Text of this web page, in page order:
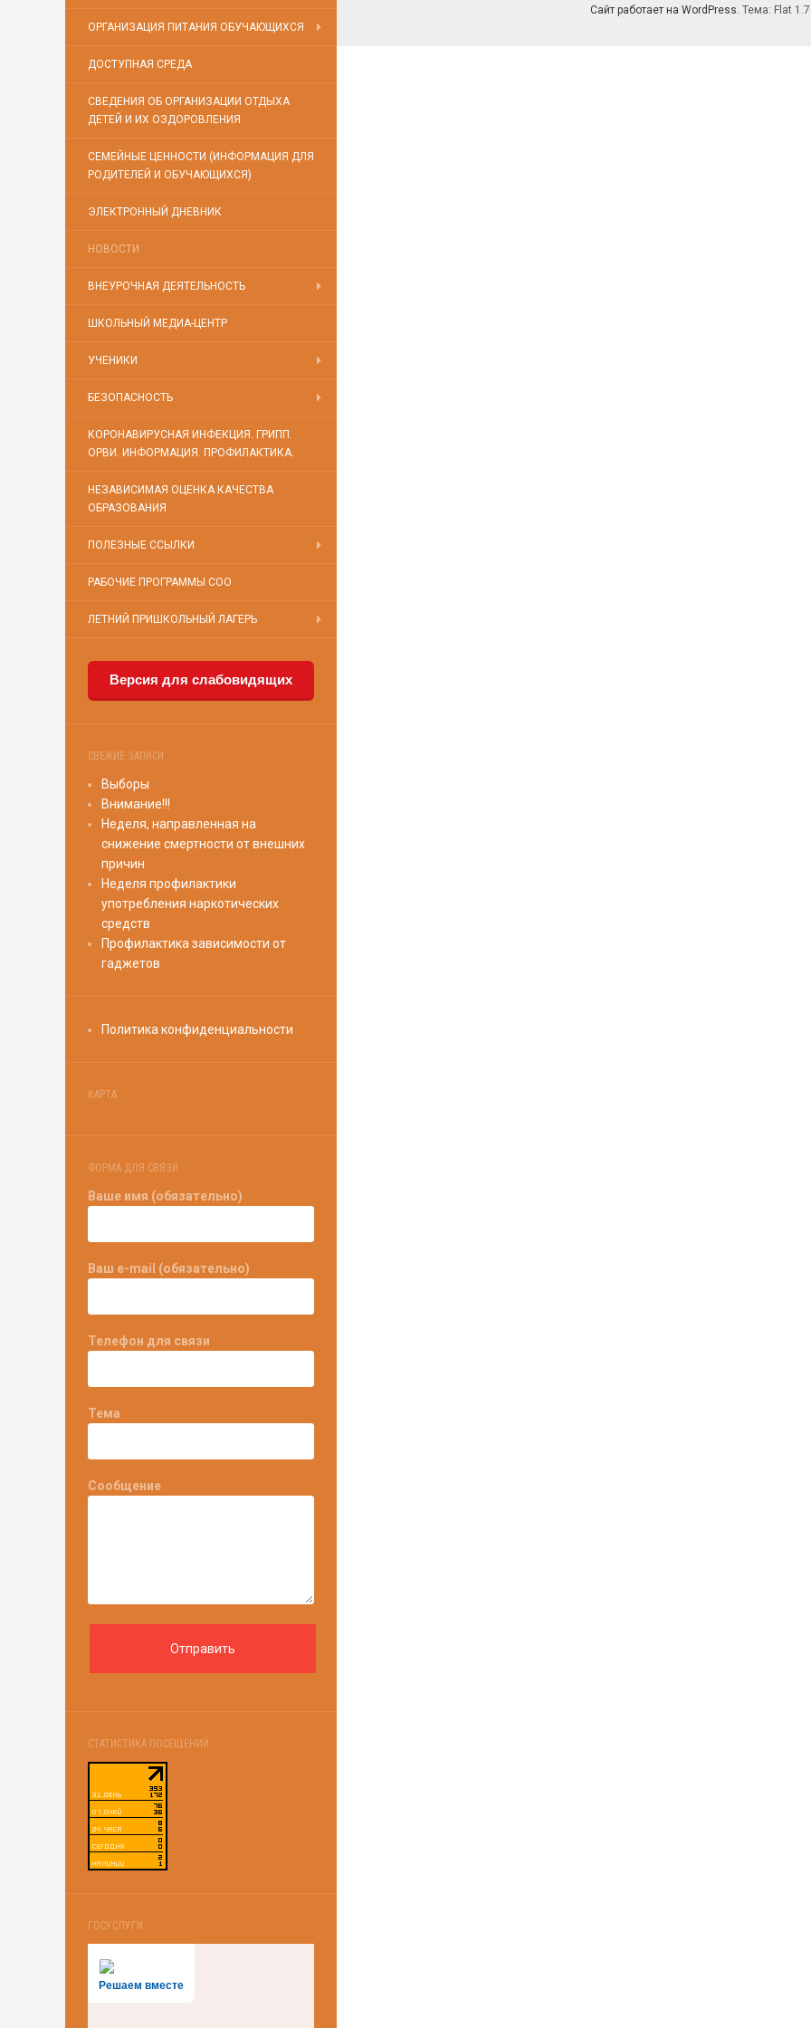
ОРГАНИЗАЦИЯ ПИТАНИЯ ОБУЧАЮЩИХСЯ
ДОСТУПНАЯ СРЕДА
СВЕДЕНИЯ ОБ ОРГАНИЗАЦИИ ОТДЫХА
ДЕТЕЙ И ИХ ОЗДОРОВЛЕНИЯ
СЕМЕЙНЫЕ ЦЕННОСТИ (ИНФОРМАЦИЯ ДЛЯ
РОДИТЕЛЕЙ И ОБУЧАЮЩИХСЯ)
ЭЛЕКТРОННЫЙ ДНЕВНИК
НОВОСТИ
ВНЕУРОЧНАЯ ДЕЯТЕЛЬНОСТЬ
ШКОЛЬНЫЙ МЕДИА-ЦЕНТР
УЧЕНИКИ
БЕЗОПАСНОСТЬ
КОРОНАВИРУСНАЯ ИНФЕКЦИЯ. ГРИПП.
ОРВИ. ИНФОРМАЦИЯ. ПРОФИЛАКТИКА.
НЕЗАВИСИМАЯ ОЦЕНКА КАЧЕСТВА
ОБРАЗОВАНИЯ
ПОЛЕЗНЫЕ ССЫЛКИ
РАБОЧИЕ ПРОГРАММЫ СОО
ЛЕТНИЙ ПРИШКОЛЬНЫЙ ЛАГЕРЬ
Версия для слабовидящих
СВЕЖИЕ ЗАПИСИ
Выборы
Внимание!!!
Неделя, направленная на
снижение смертности от внешних
причин
Неделя профилактики
употребления наркотических
средств
Профилактика зависимости от
гаджетов
Политика конфиденциальности
КАРТА
ФОРМА ДЛЯ СВЯЗИ
Ваше имя (обязательно)
Ваш e-mail (обязательно)
Телефон для связи
Тема
Сообщение
СТАТИСТИКА ПОСЕЩЕНИЙ
ГОСУСЛУГИ
Решаем вместе
Сайт работает на WordPress. Тема: Flat